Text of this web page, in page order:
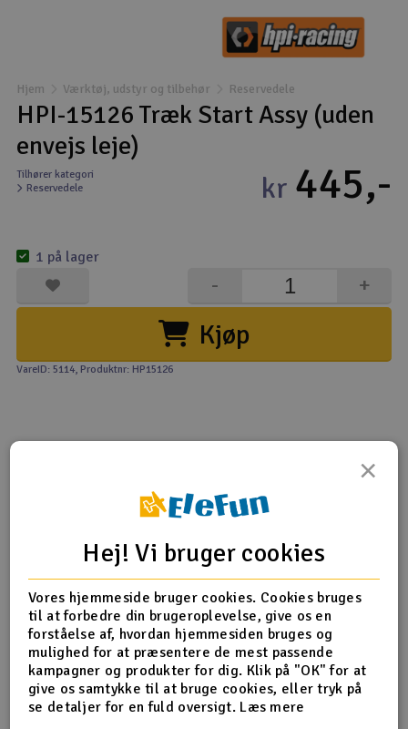
Droner til FPV
Fly
Helikopter
Modelbygg og byggesæt
Modeljernbane
Motor & tilbehør
Radio udstyr
Slot racing
Smarthjem, leg og hobby
Solenergi
Værktøj, udstyr og tilbehør
Hjem Værktøj, udstyr og tilbehør Reservedele
HPI-15126 Træk Start Assy (uden
envejs leje)
Tilhører kategori
Reservedele
kr 445,-
Kjøp
+
-
1 på lager
VareID: 5114, Produktnr: HP15126
Produkt information
15126 Assy start (uden enkeltvejende)
NITRO STAR T-15, 18SS, Nitro 3 Evo
Ægte HPI kvalitets reservedele til nem vedligeholdelse og
reparation.
×
Hej! Vi bruger cookies
Vores hjemmeside bruger cookies. Cookies bruges
til at forbedre din brugeroplevelse, give os en
forståelse af, hvordan hjemmesiden bruges og
mulighed for at præsentere de mest passende
kampagner og produkter for dig. Klik på "OK" for at
give os samtykke til at bruge cookies, eller tryk på
se detaljer for en fuld oversigt. Læs mere